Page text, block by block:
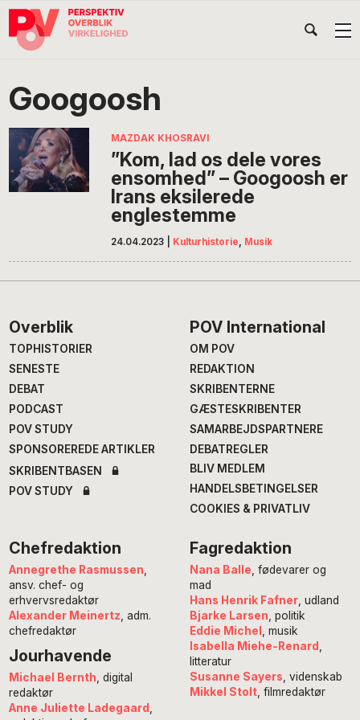
Gå
direkte
navigation
Skip
indhold
Gå
direkte
POV
International
Googoosh
MAZDAK KHOSRAVI
”Kom, lad os dele vores
ensomhed” – Googoosh er
Irans eksilerede
englestemme
24.04.2023 Kulturhistorie, Musik
Footer
Overblik
TOPHISTORIER
SENESTE
DEBAT
PODCAST
POV STUDY
SPONSOREREDE ARTIKLER
SKRIBENTBASEN
POV STUDY
POV International
OM POV
REDAKTION
SKRIBENTERNE
GÆSTESKRIBENTER
SAMARBEJDSPARTNERE
DEBATREGLER
BLIV MEDLEM
HANDELSBETINGELSER
COOKIES & PRIVATLIV
Chefredaktion
Annegrethe Rasmussen
ansv. chef- og
erhvervsredaktør
Alexander Meinertz , adm.
chefredaktør
Jourhavende
Michael Bernth , digital
redaktør
Anne Juliette Ladegaard
Fagredaktion
Nana Balle , fødevarer og
mad
Hans Henrik Fafner, udland
Bjarke Larsen , politik
Eddie Michel
, musik
Isabella Miehe-Renard
litteratur
Susanne Sayers , videnskab
Mikkel Stolt, filmredaktør